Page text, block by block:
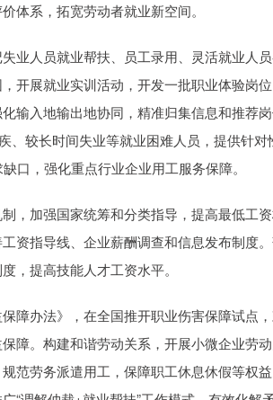
体系，拓宽劳动者就业新空间。
人员就业帮扶、员工录用、灵活就业人员
开展就业实训活动，开发一批职业体验岗
输入地输出地协同，精准归集信息和推荐
、较长时间失业等就业困难人员，提供针
口，强化重点行业企业用工服务保障。
加强国家统筹和分类指导，提高最低工
资指导线、企业薪酬调查和信息发布制度
，提高技能人才工资水平。
办法》，在全国推开职业伤害保障试点
障。构建和谐劳动关系，开展小微企业劳
范劳务派遣用工，保障职工休息休假等权